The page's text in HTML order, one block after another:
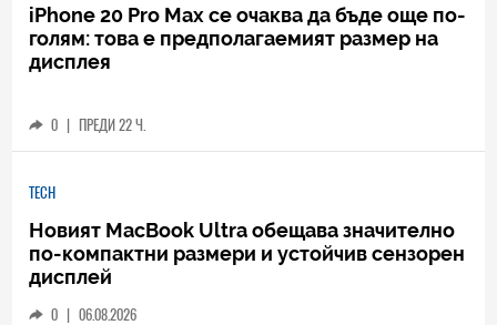
iPhone 20 Pro Max се очаква да бъде още по-
голям: това е предполагаемият размер на
дисплея
0 | ПРЕДИ 22 Ч.
TECH
Новият MacBook Ultra обещава значително
по-компактни размери и устойчив сензорен
дисплей
0 | 06.08.2026